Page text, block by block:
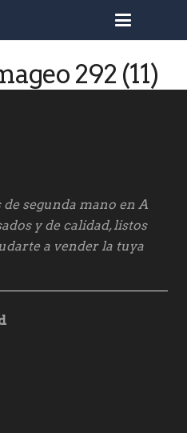
292 (11)
segunda mano en A
y de calidad, listos
a vender la tuya